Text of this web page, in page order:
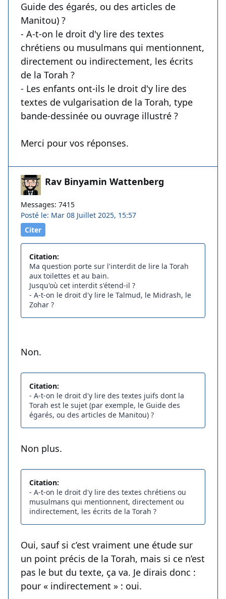
Guide des égarés, ou des articles de
Manitou) ?
- A-t-on le droit d'y lire des textes
chrétiens ou musulmans qui mentionnent,
directement ou indirectement, les écrits
de la Torah ?
- Les enfants ont-ils le droit d'y lire des
textes de vulgarisation de la Torah, type
bande-dessinée ou ouvrage illustré ?
Merci pour vos réponses.
Rav Binyamin Wattenberg
Messages: 7415
Posté le: Mar 08 Juillet 2025, 15:57
Citer
Citation:
Ma question porte sur l'interdit de lire la Torah
aux toilettes et au bain.
Jusqu'où cet interdit s'étend-il ?
- A-t-on le droit d'y lire le Talmud, le Midrash, le
Zohar ?
Non.
Citation:
- A-t-on le droit d'y lire des textes juifs dont la
Torah est le sujet (par exemple, le Guide des
égarés, ou des articles de Manitou) ?
Non plus.
Citation:
- A-t-on le droit d'y lire des textes chrétiens ou
musulmans qui mentionnent, directement ou
indirectement, les écrits de la Torah ?
Oui, sauf si c’est vraiment une étude sur
un point précis de la Torah, mais si ce n’est
pas le but du texte, ça va. Je dirais donc :
pour « indirectement » : oui.